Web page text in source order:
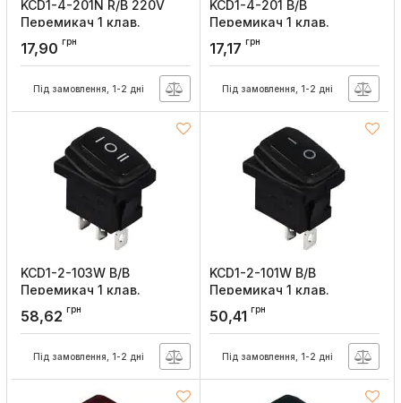
KCD1-4-201N R/B 220V
Перемикач 1 клав.
червоний з
підсвічуванням, АСКО-
Артикул:A0140040062
17,90 грн
Під замовлення, 1-2 дні
KCD1-4-201 B/B
Перемикач 1 клав.
чорний, АСКО-УКРЕМ
Артикул:
17,17 грн
Під замовлення, 1-2 дні
KCD1-2-103W B/B
Перемикач 1 клав.
перекидний чорний
вологозахищений, АСКО-
Артикул:A0140040058
58,62 грн
Під замовлення, 1-2 дні
KCD1-2-101W B/B
Перемикач 1 клав.
чорний
вологозахищений, АСКО-
Артикул:A0140040057
50,41 грн
Під замовлення, 1-2 дні